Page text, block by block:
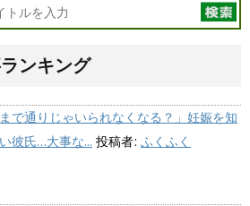
ンキング
まで通りじゃいられなくなる？」妊娠を知
彼氏…大事な... 投稿者: ふくふく